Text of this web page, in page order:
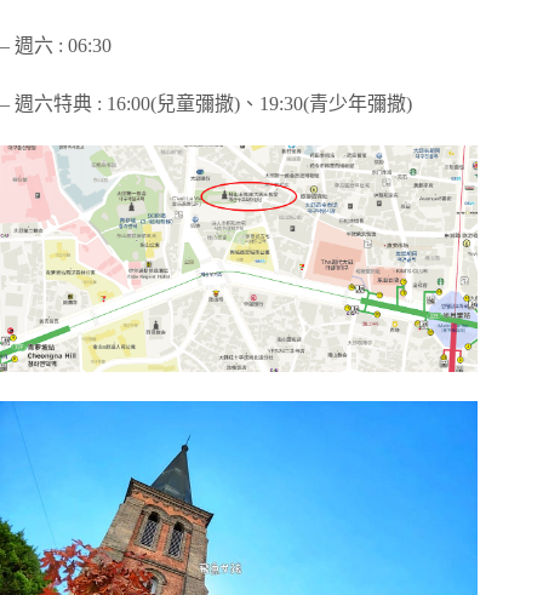
– 週六 : 06:30
– 週六特典 : 16:00(兒童彌撒)、19:30(青少年彌撒)